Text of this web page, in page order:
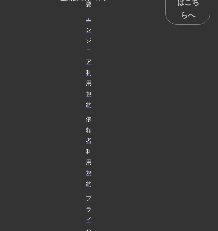
要
エ
ン
ジ
ニ
ア
利
用
規
約
依
頼
者
利
用
規
約
プ
ラ
イ
らへ